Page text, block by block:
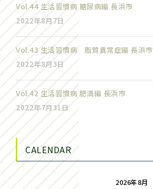
Vol.44 生活習慣病 糖尿病編 長浜市
2022年8月7日
Vol.43 生活習慣病 脂質異常症編 長浜市
2022年8月3日
Vol.42 生活習慣病 肥満編 長浜市
2022年7月31日
CALENDAR
2026年8月